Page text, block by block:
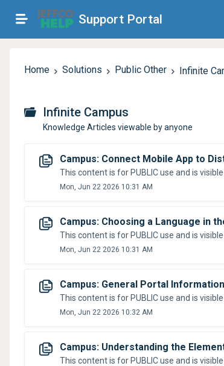
Support Portal
Home Solutions Public Other Infinite
Infinite Campus
Knowledge Articles viewable by anyone
Campus: Connect Mobile App to
This content is for PUBLIC use and is
Mon, Jun 22 2026 10:31 AM
Campus: Choosing a Language in
Mon, Jun 22 2026 10:31 AM
Campus: General Portal
Mon, Jun 22 2026 10:32 AM
Campus: Understanding the